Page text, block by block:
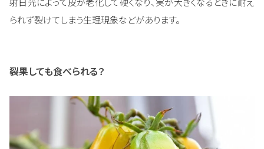
られず裂けてしまう生理現象などがあります。
裂果しても食べられる？